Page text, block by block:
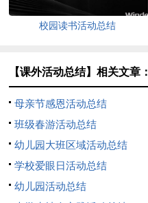
校园读书活动总结
【课外活动总结】相关文章：
母亲节感恩活动总结
班级春游活动总结
幼儿园大班区域活动总结
学校爱眼日活动总结
幼儿园活动总结